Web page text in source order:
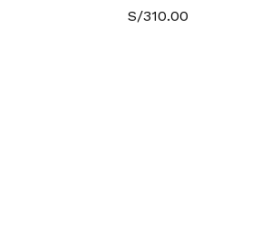
S/310.00